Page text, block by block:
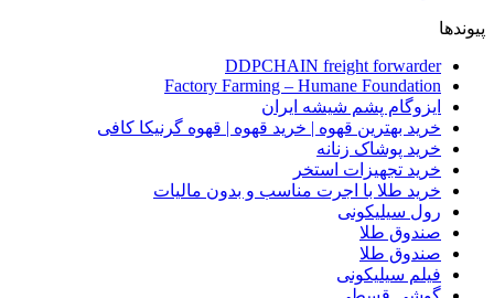
پیوندها
DDPCHAIN freight forwarder
Factory Farming – Humane Foundation
ایزوگام پشم شیشه ایران
خرید بهترین قهوه | خرید قهوه | قهوه گرنیکا کافی
خرید پوشاک زنانه
خرید تجهیزات استخر
خرید طلا با اجرت مناسب و بدون مالیات
رول سیلیکونی
صندوق طلا
صندوق طلا
فیلم سیلیکونی